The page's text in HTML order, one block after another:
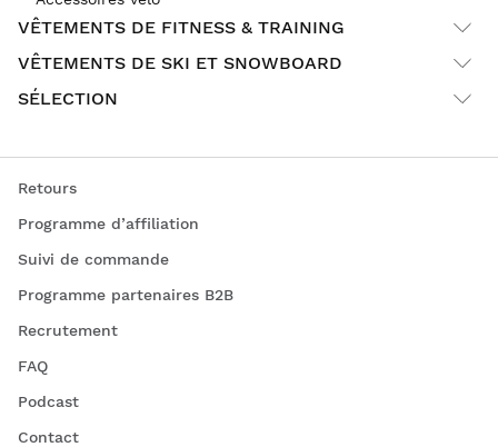
VÊTEMENTS DE FITNESS & TRAINING
VÊTEMENTS DE SKI ET SNOWBOARD
SÉLECTION
Retours
Programme d’affiliation
Suivi de commande
Programme partenaires B2B
Recrutement
FAQ
Podcast
Contact